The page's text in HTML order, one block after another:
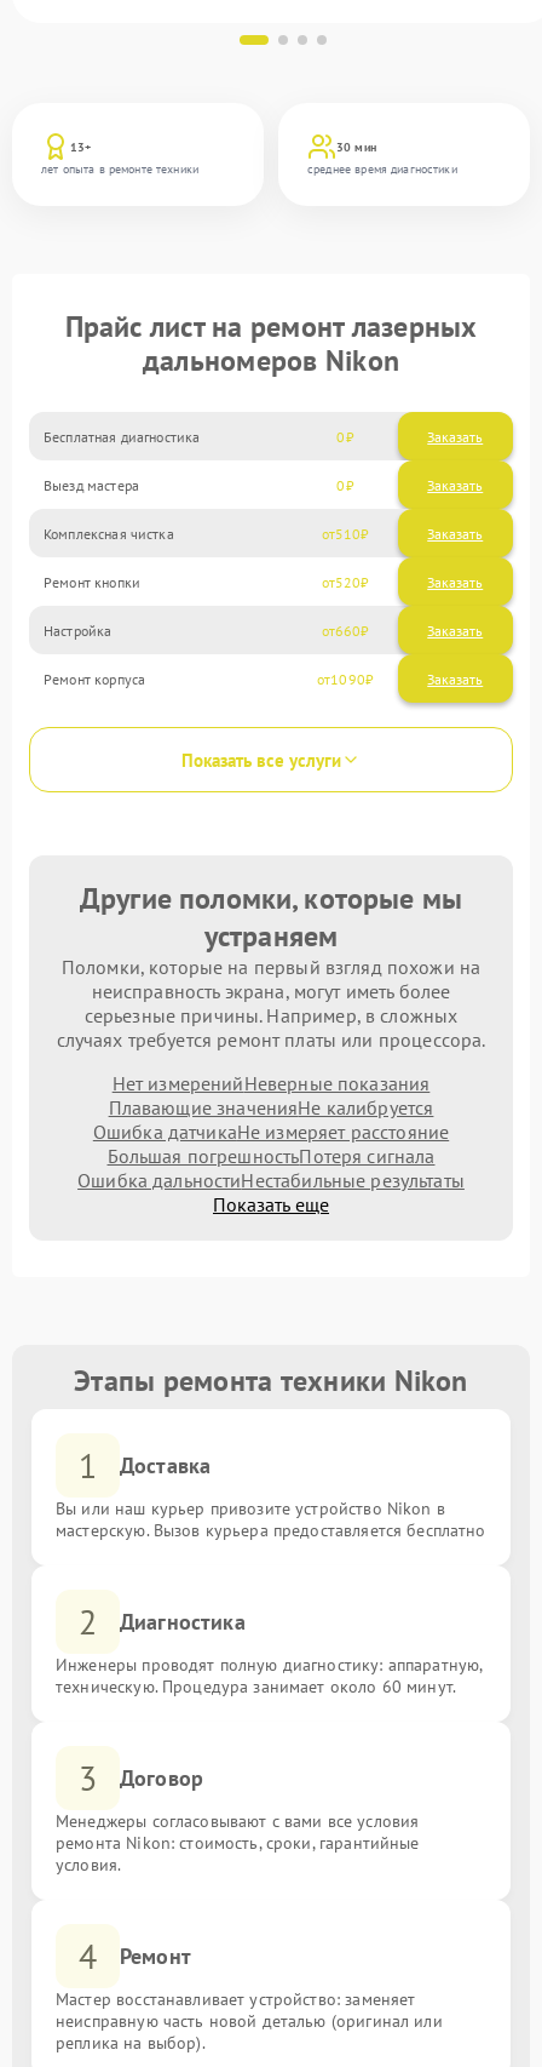
13+
лет опыта в ремонте техники
30 мин
среднее время диагностики
Прайс лист на ремонт лазерных
дальномеров Nikon
Бесплатная диагностика 0 Заказать
Выезд мастера 0 Заказать
Комплексная чистка 510
Ремонт кнопки 520
Настройка 660
Ремонт корпуса 1090
Показать все услуги
Другие поломки, которые мы
устраняем
Поломки, которые на первый взгляд похожи на
неисправность экрана, могут иметь более
серьезные причины. Например, в сложных
случаях требуется ремонт платы или процессора.
Нет измеренийНеверные показания
Плавающие значенияНе калибруется
Ошибка датчикаНе измеряет расстояние
Большая погрешностьПотеря сигнала
Ошибка дальностиНестабильные результаты
Показать еще
Этапы ремонта техники Nikon
1 Доставка
Вы или наш курьер привозите устройство Nikon в
мастерскую. Вызов курьера предоставляется бесплатно
2 Диагностика
Инженеры проводят полную диагностику: аппаратную,
техническую. Процедура занимает около 60 минут.
3 Договор
Менеджеры согласовывают с вами все условия
ремонта Nikon: стоимость, сроки, гарантийные
условия.
4 Ремонт
Мастер восстанавливает устройство: заменяет
неисправную часть новой деталью (оригинал или
реплика на выбор).